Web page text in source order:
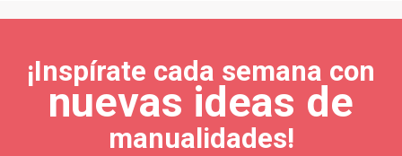
¡Inspírate cada semana con
nuevas ideas de
manualidades!